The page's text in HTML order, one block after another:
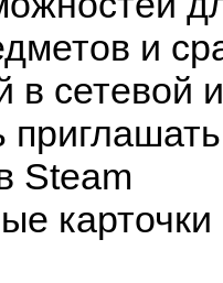
и
сетевой
Steam